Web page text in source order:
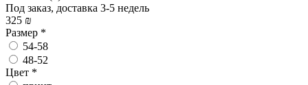
Под заказ, доставка 3-5 недель
325 ₪
Размер *
54-58
48-52
Цвет *